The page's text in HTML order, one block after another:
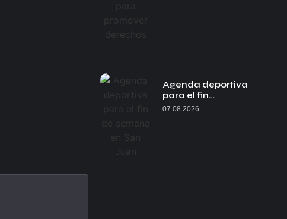
Agenda deportiva
para el fin…
07.08.2026